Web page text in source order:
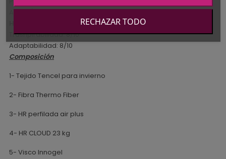
Altura / Grosor 14 cm.
Hasta los 23 kg de peso(dos etapas de 0 a 8 y + de 8 kg)
Trasnpirabilidad: 8/10
Adaptabilidad: 8/10
Composición
1- Tejido Tencel para invierno
2- Fibra Thermo Fiber
3- HR perfilada air plus
4- HR CLOUD 23 kg
5- Visco Innogel
RECHAZAR TODO